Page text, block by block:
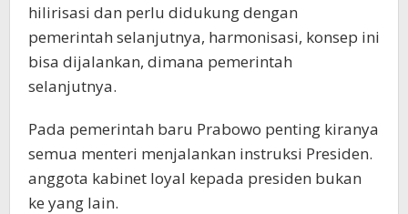
hilirisasi dan perlu didukung dengan
pemerintah selanjutnya, harmonisasi, konsep ini
bisa dijalankan, dimana pemerintah
selanjutnya.
Pada pemerintah baru Prabowo penting kiranya
semua menteri menjalankan instruksi Presiden.
anggota kabinet loyal kepada presiden bukan
ke yang lain.